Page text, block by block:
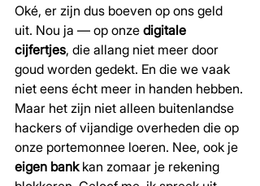
Oké, er zijn dus boeven op ons geld
uit. Nou ja — op onze digitale
cijfertjes, die allang niet meer door
goud worden gedekt. En die we vaak
niet eens écht meer in handen hebben.
Maar het zijn niet alleen buitenlandse
hackers of vijandige overheden die op
onze portemonnee loeren. Nee, ook je
eigen bank kan zomaar je rekening